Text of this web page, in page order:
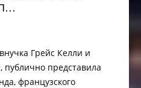
Грейс Келли и
представила
французского